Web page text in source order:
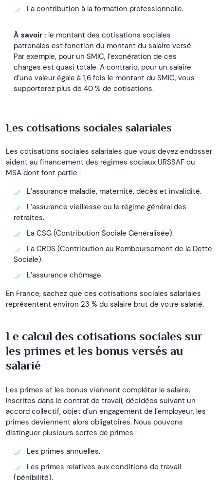
La contribution à la formation professionnelle.
À savoir : le montant des cotisations sociales
patronales est fonction du montant du salaire versé.
Par exemple, pour un SMIC, l’exonération de ces
charges est quasi totale. A contrario, pour un salaire
d’une valeur égale à 1,6 fois le montant du SMIC, vous
supporterez plus de 40 % de cotisations.
Les cotisations sociales salariales
Les cotisations sociales salariales que vous devez endosser
aident au financement des régimes sociaux URSSAF ou
MSA dont font partie :
L’assurance maladie, maternité, décès et invalidité.
L’assurance vieillesse ou le régime général des
retraites.
La CSG (Contribution Sociale Généralisée).
La CRDS (Contribution au Remboursement de la Dette
Sociale).
L’assurance chômage.
En France, sachez que ces cotisations sociales salariales
représentent environ 23 % du salaire brut de votre salarié.
Le calcul des cotisations sociales sur
les primes et les bonus versés au
salarié
Les primes et les bonus viennent compléter le salaire.
Inscrites dans le contrat de travail, décidées suivant un
accord collectif, objet d’un engagement de l’employeur, les
primes deviennent alors obligatoires. Nous pouvons
distinguer plusieurs sortes de primes :
Les primes annuelles.
Les primes relatives aux conditions de travail
(pénibilité).